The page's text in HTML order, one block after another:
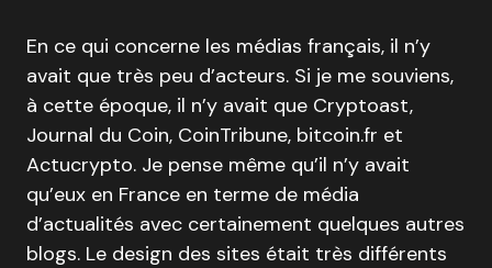
En ce qui concerne les médias français, il n’y
avait que très peu d’acteurs. Si je me souviens,
à cette époque, il n’y avait que Cryptoast,
Journal du Coin, CoinTribune, bitcoin.fr et
Actucrypto. Je pense même qu’il n’y avait
qu’eux en France en terme de média
d’actualités avec certainement quelques autres
blogs. Le design des sites était très différents